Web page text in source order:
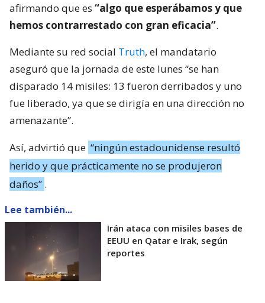
afirmando que es “algo que esperábamos y que
hemos contrarrestado con gran eficacia”.
Mediante su red social Truth, el mandatario
aseguró que la jornada de este lunes “se han
disparado 14 misiles: 13 fueron derribados y uno
fue liberado, ya que se dirigía en una dirección no
amenazante”.
Así, advirtió que “ningún estadounidense resultó
herido y que prácticamente no se produjeron
daños” .
Lee también...
Irán ataca con misiles bases de
EEUU en Qatar e Irak, según
reportes